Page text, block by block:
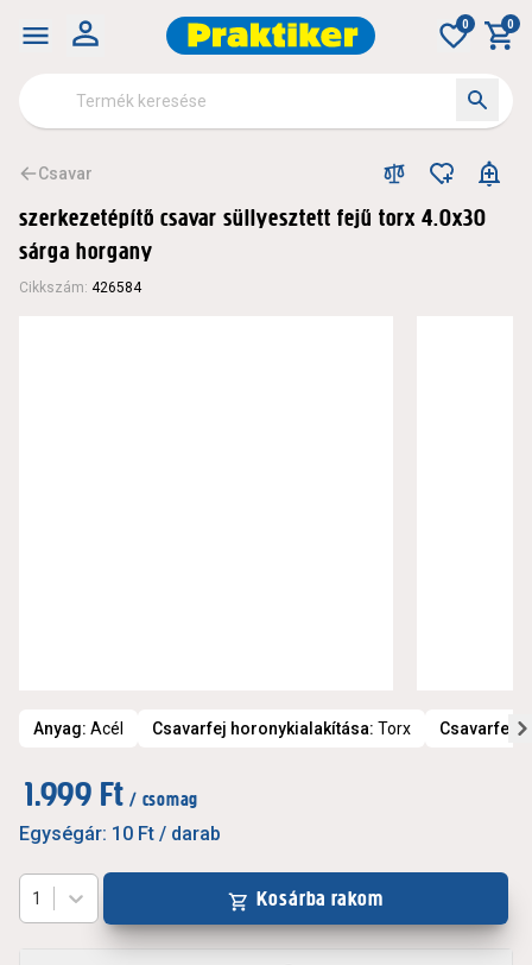
0 0
Csavar
szerkezetépítő csavar süllyesztett fejű torx 4.0x30
sárga horgany
Cikkszám: 426584
Anyag: Acél Csavarfej horonykialakítása: Torx Csavarfej
1.999 Ft / csomag
Egységár: 10 Ft / darab
1 Kosárba rakom